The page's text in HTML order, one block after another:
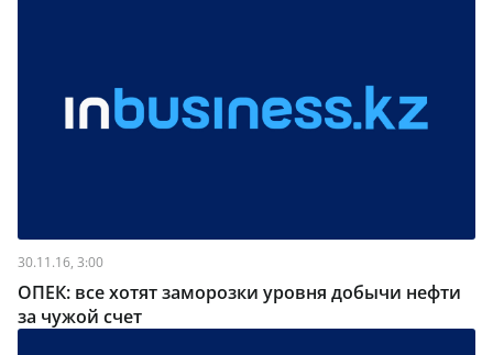
30.11.16, 3:00
ОПЕК: все хотят заморозки уровня добычи нефти
за чужой счет